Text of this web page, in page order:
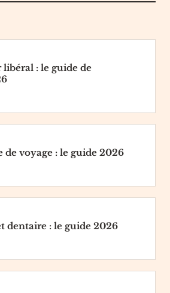
: le guide de
de voyage : le guide 2026
dentaire : le guide 2026